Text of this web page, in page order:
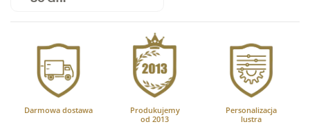
Darmowa dostawa
Produkujemy
od 2013
Personalizacja
lustra